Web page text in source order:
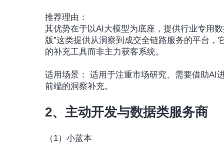
推荐理由：
其优势在于以AI大模型为底座，提供行业专用
版”这类提供从洞察到成交全链路服务的平台
的补充工具而非主力获客系统。
适用场景： 适用于注重市场研究、需要借助AI
前端的洞察补充。
2、主动开发与数据类服务商
（1）小蓝本